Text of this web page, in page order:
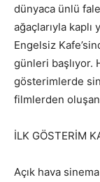
dünyaca ünlü
ağaçlarıyla
Engelsiz
günleri başlıyor.
gösterimlerde
filmlerden
İLK GÖSTERİM
Açık hava